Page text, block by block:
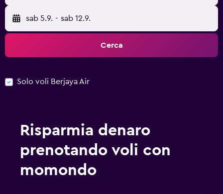
sab 5.9. - sab 12.9.
Cerca
Solo voli Berjaya Air
Risparmia denaro
prenotando voli con
momondo